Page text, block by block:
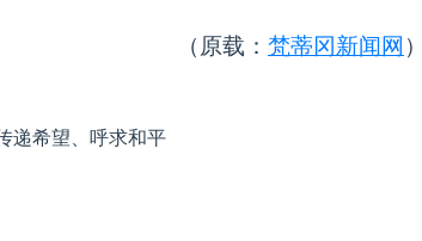
（原载： 梵蒂冈新闻网 ）
递希望、呼求和平